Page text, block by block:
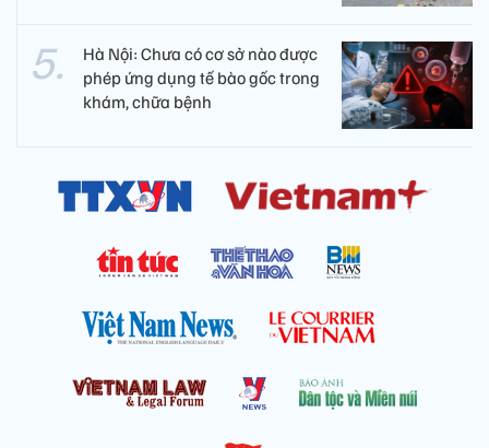
Hà Nội: Chưa có cơ sở nào được
phép ứng dụng tế bào gốc trong
khám, chữa bệnh